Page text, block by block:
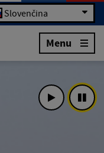
Slovenčina
Menu